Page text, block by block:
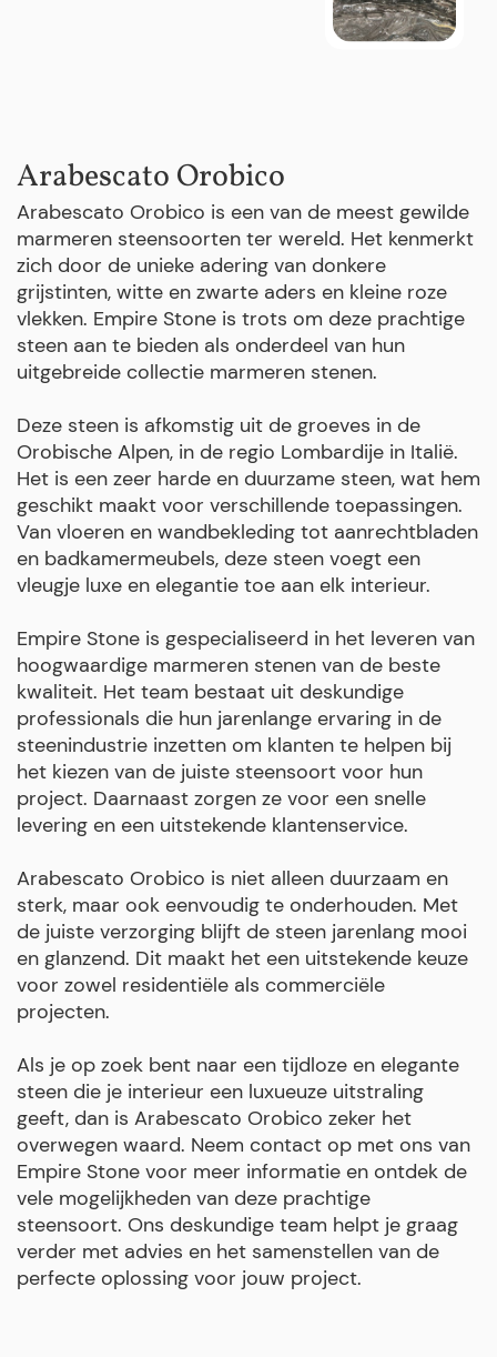
Arabescato Orobico
Arabescato Orobico is een van de meest gewilde
marmeren steensoorten ter wereld. Het kenmerkt
zich door de unieke adering van donkere
grijstinten, witte en zwarte aders en kleine roze
vlekken. Empire Stone is trots om deze prachtige
steen aan te bieden als onderdeel van hun
uitgebreide collectie marmeren stenen.
Deze steen is afkomstig uit de groeves in de
Orobische Alpen, in de regio Lombardije in Italië.
Het is een zeer harde en duurzame steen, wat hem
geschikt maakt voor verschillende toepassingen.
Van vloeren en wandbekleding tot aanrechtbladen
en badkamermeubels, deze steen voegt een
vleugje luxe en elegantie toe aan elk interieur.
Empire Stone is gespecialiseerd in het leveren van
hoogwaardige marmeren stenen van de beste
kwaliteit. Het team bestaat uit deskundige
professionals die hun jarenlange ervaring in de
steenindustrie inzetten om klanten te helpen bij
het kiezen van de juiste steensoort voor hun
project. Daarnaast zorgen ze voor een snelle
levering en een uitstekende klantenservice.
Arabescato Orobico is niet alleen duurzaam en
sterk, maar ook eenvoudig te onderhouden. Met
de juiste verzorging blijft de steen jarenlang mooi
en glanzend. Dit maakt het een uitstekende keuze
voor zowel residentiële als commerciële
projecten.
Als je op zoek bent naar een tijdloze en elegante
steen die je interieur een luxueuze uitstraling
geeft, dan is Arabescato Orobico zeker het
overwegen waard. Neem contact op met ons van
Empire Stone voor meer informatie en ontdek de
vele mogelijkheden van deze prachtige
steensoort. Ons deskundige team helpt je graag
verder met advies en het samenstellen van de
perfecte oplossing voor jouw project.